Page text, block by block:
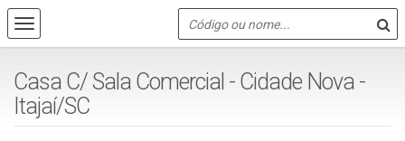
Casa C/ Sala Comercial - Cidade Nova -
Itajaí/SC